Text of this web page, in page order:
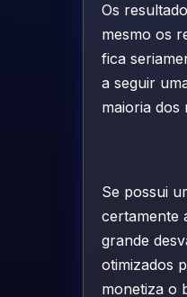
Os
mesmo os
fica
a seguir
maioria dos
Se possui
certamente
grande
otimizados
monetiza o